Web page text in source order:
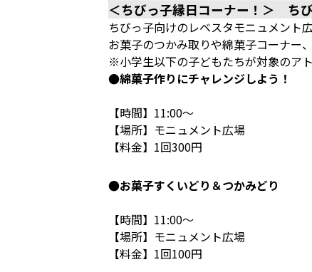
＜ちびっ子縁日コーナー！＞ ち
ちびっ子向けのレベスタモニュメント
お菓子のつかみ取りや綿菓子コーナー
※小学生以下の子どもたちが対象のア
●綿菓子作りにチャレンジしよう！
【時間】11:00～
【場所】モニュメント広場
【料金】1回300円
●お菓子すくいどり＆つかみどり
【時間】11:00～
【場所】モニュメント広場
【料金】1回100円